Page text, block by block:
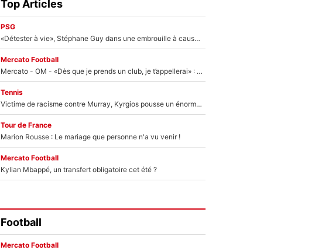
Top Articles
PSG
«Détester à vie», Stéphane Guy dans une embrouille à cause du PSG !
Mercato Football
Mercato - OM - «Dès que je prends un club, je t’appellerai» : La promesse de Marcelino au moment de claquer la porte
Tennis
Victime de racisme contre Murray, Kyrgios pousse un énorme coup de gueule !
Tour de France
Marion Rousse : Le mariage que personne n'a vu venir !
Mercato Football
Kylian Mbappé, un transfert obligatoire cet été ?
Football
Mercato Football